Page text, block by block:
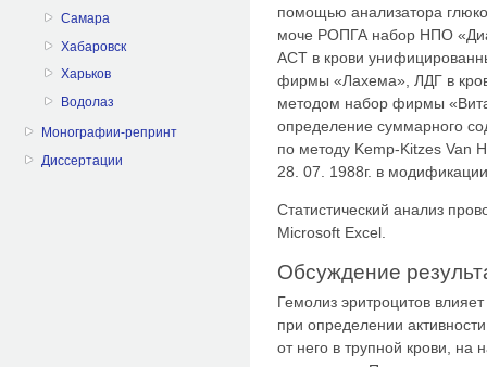
Самара
Хабаровск
Харьков
Водолаз
Монографии-репринт
Диссертации
помощью анализатора
моче РОПГА набор НПО
ACT в крови
фирмы «Лахема», ЛДГ в
методом набор фирмы
определение суммарного
по методу Kemp-Kitzes Van
28. 07. 1988г. в
Статистический анализ
Microsoft Excel.
Обсуждение
Гемолиз эритроцитов
при определении
от него в трупной крови, на